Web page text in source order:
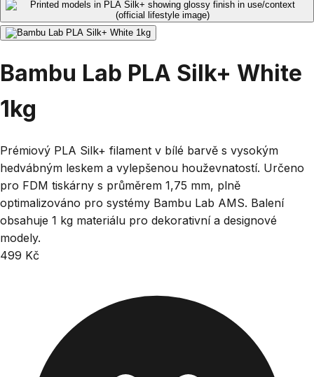
Bambu Lab PLA Silk+ White
1kg
Prémiový PLA Silk+ filament v bílé barvě s vysokým
hedvábným leskem a vylepšenou houževnatostí. Určeno
pro FDM tiskárny s průměrem 1,75 mm, plně
optimalizováno pro systémy Bambu Lab AMS. Balení
obsahuje 1 kg materiálu pro dekorativní a designové
modely.
499 Kč